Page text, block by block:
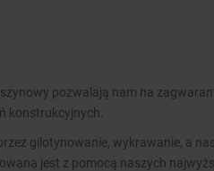
pozwalają nam na
konstrukcyjnych.
gilotynowanie, wykrawanie, a
jest z pomocą naszych